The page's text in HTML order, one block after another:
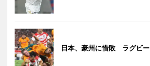
日本、豪州に惜敗 ラグビー